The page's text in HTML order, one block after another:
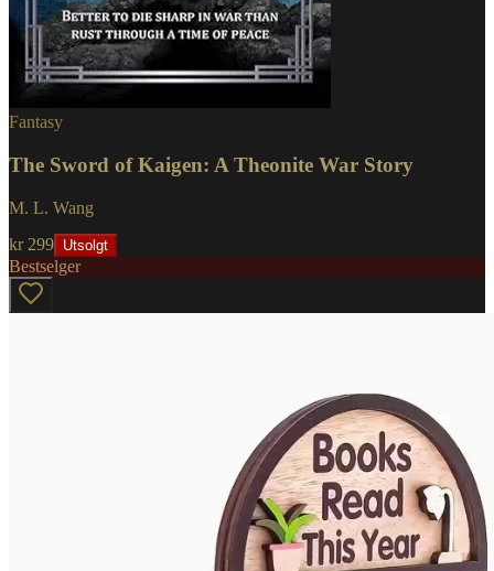
Fantasy
The Sword of Kaigen: A Theonite War Story
M. L. Wang
kr 299 Utsolgt
Bestselger